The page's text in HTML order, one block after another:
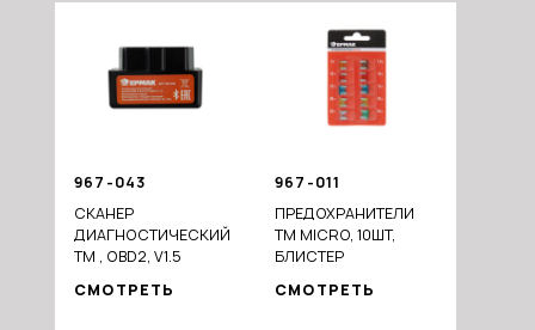
967-043
СКАНЕР
ДИАГНОСТИЧЕСКИЙ
ТМ , OBD2, V1.5
СМОТРЕТЬ
967-011
ПРЕДОХРАНИТЕЛИ
ТМ MICRO, 10ШТ,
БЛИСТЕР
СМОТРЕТЬ